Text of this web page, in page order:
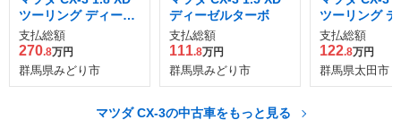
ツーリング ディーゼ
ルターボ 4WD
支払総額
270.8万円
群馬県みどり市
ディーゼルターボ
支払総額
111.8万円
群馬県みどり市
ツーリング
ルターボ
支払総額
122.8万円
群馬県太田市
マツダ CX-3の中古車をもっと見る